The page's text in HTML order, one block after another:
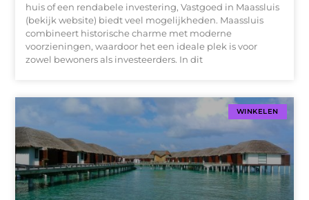
huis of een rendabele investering, Vastgoed in Maassluis
(bekijk website) biedt veel mogelijkheden. Maassluis
combineert historische charme met moderne
voorzieningen, waardoor het een ideale plek is voor
zowel bewoners als investeerders. In dit
WINKELEN